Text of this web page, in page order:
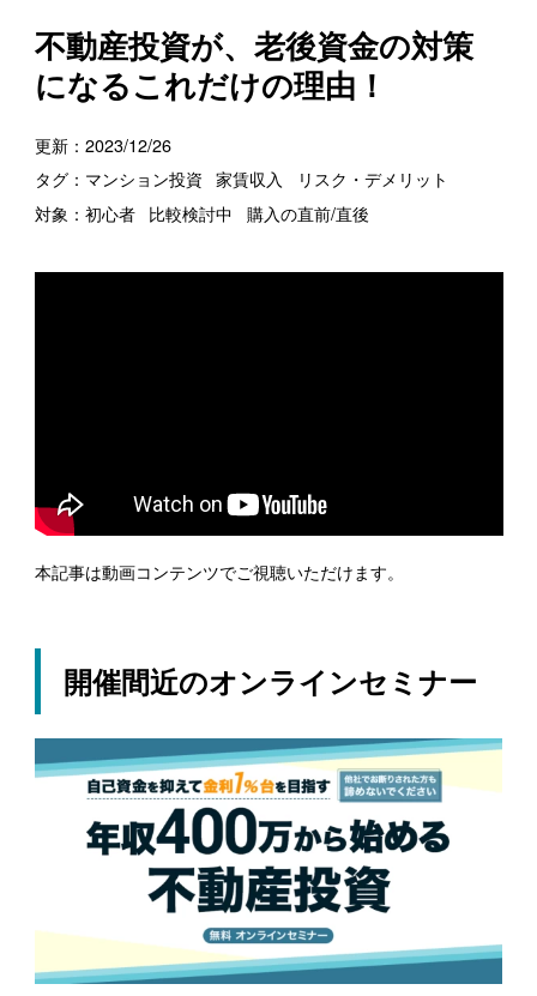
不動産投資が、老後資金の対策
になるこれだけの理由！
更新： 2023/12/26
タグ： マンション投資 家賃収入
リスク・デメリット
対象： 初心者 比較検討中 購入の直前/直後
本記事は動画コンテンツでご視聴いただけます。
開催間近のオンラインセミナー